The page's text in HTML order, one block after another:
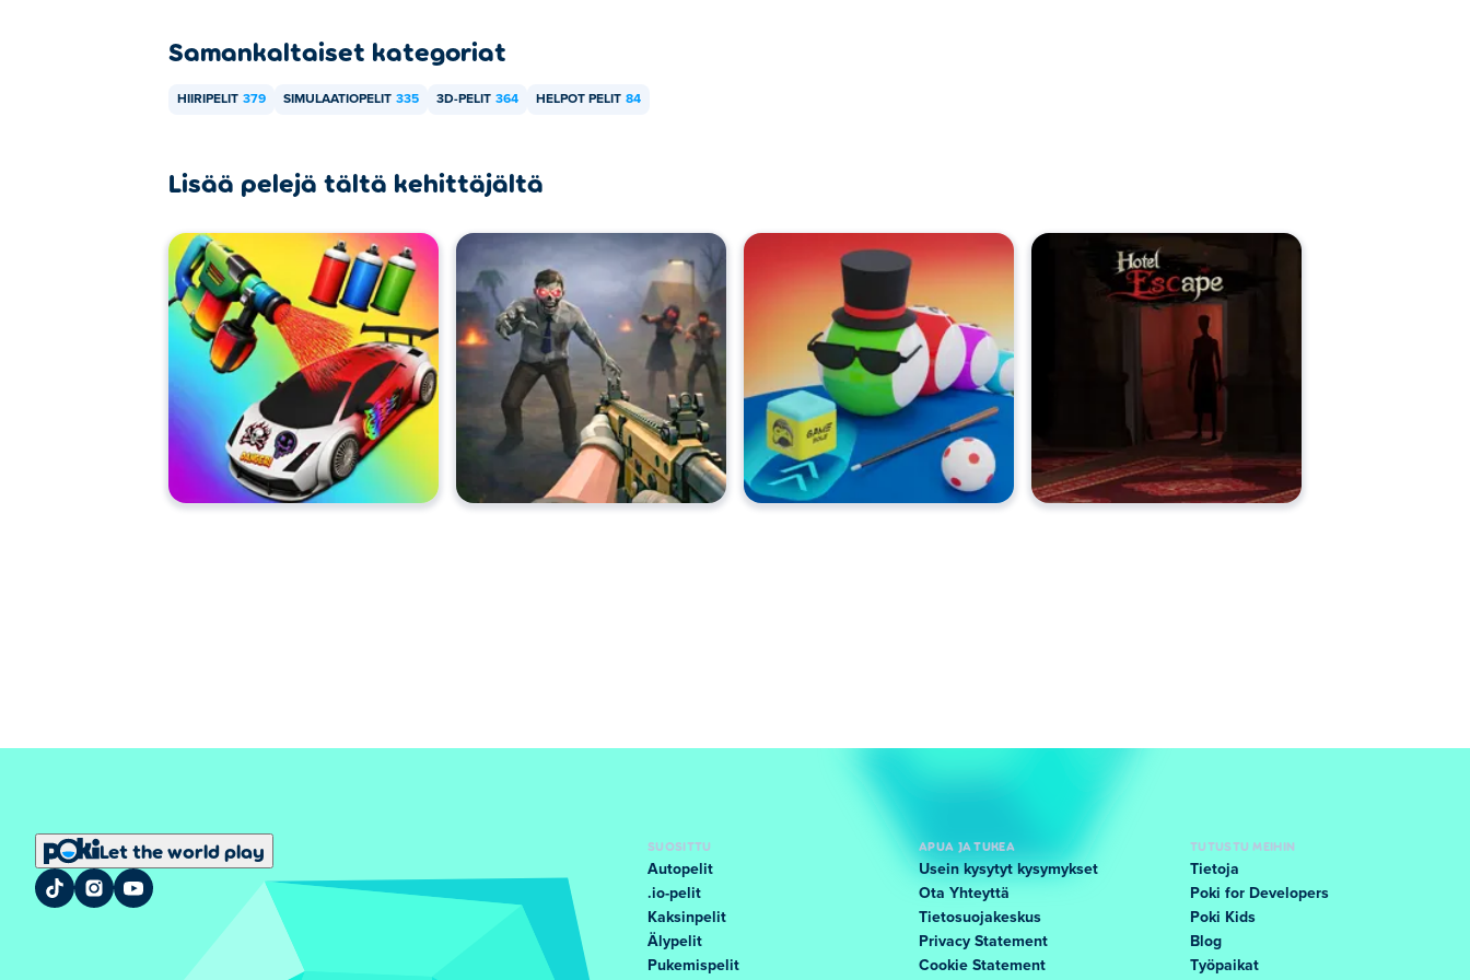
Samankaltaiset kategoriat
HIIRIPELIT 379 SIMULAATIOPELIT 335 3D-PELIT 364 HELPOT PELIT 84
Lisää pelejä tältä kehittäjältä
Let the world play
SUOSITTU
Autopelit
.io-pelit
Kaksinpelit
Älypelit
Pukemispelit
APUA JA TUKEA
Usein kysytyt kysymykset
Ota Yhteyttä
Tietosuojakeskus
Privacy Statement
Cookie Statement
TUTUSTU MEIHIN
Tietoja
Poki for Developers
Poki Kids
Blog
Työpaikat